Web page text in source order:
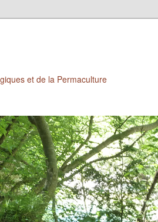
et de la Permaculture